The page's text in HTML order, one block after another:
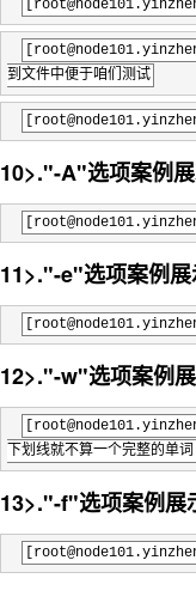
到文件中便于咱们测试
10>."-A"选项案例
11>."-e"选项案例
12>."-w"选项案例
下划线就不算一个完整的单词
13>."-f"选项案例展